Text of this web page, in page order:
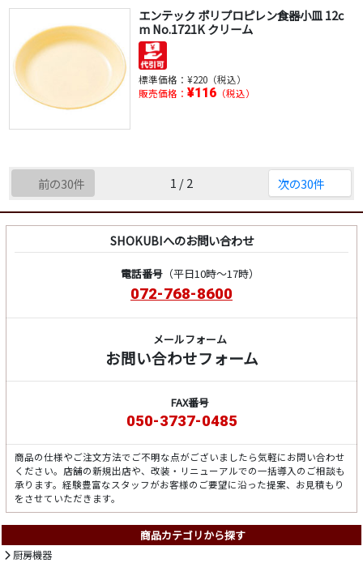
エンテック ポリプロピレン食器小皿 12c
m No.1721K クリーム
標準価格： ¥220（税込）
販売価格： ¥116（税込）
前の30件 1 / 2 次の30件
SHOKUBIへのお問い合わせ
電話番号（平日10時～17時）
072-768-8600
メールフォーム
お問い合わせフォーム
FAX番号
050-3737-0485
商品の仕様やご注文方法でご不明な点がございましたら気軽にお問い合わせ
ください。店舗の新規出店や、改装・リニューアルでの一括導入のご相談も
承ります。経験豊富なスタッフがお客様のご要望に沿った提案、お見積もり
をさせていただきます。
商品カテゴリから探す
厨房機器